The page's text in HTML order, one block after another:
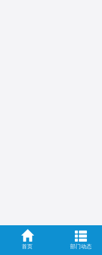
首页 部门动态